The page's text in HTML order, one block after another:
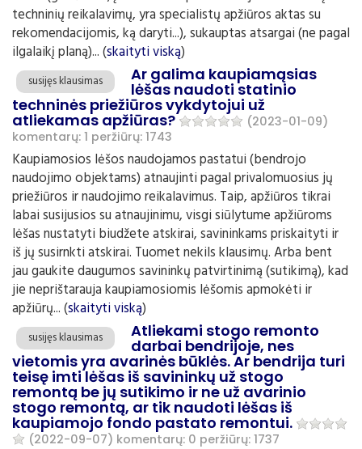
techninių reikalavimų, yra specialistų apžiūros aktas su
rekomendacijomis, ką daryti...), sukauptas atsargai (ne pagal
ilgalaikį planą)... (skaityti viską)
susijęs klausimas Ar galima kaupiamąsias
lėšas naudoti statinio
techninės priežiūros vykdytojui už
atliekamas apžiūras?
(2023-01-09)
komentarų: 1 peržiūrų: 1743
Kaupiamosios lėšos naudojamos pastatui (bendrojo
naudojimo objektams) atnaujinti pagal privalomuosius jų
priežiūros ir naudojimo reikalavimus. Taip, apžiūros tikrai
labai susijusios su atnaujinimu, visgi siūlytume apžiūroms
lėšas nustatyti biudžete atskirai, savininkams priskaityti ir
iš jų susirnkti atskirai. Tuomet nekils klausimų. Arba bent
jau gaukite daugumos savininkų patvirtinimą (sutikimą), kad
jie neprištarauja kaupiamosiomis lėšomis apmokėti ir
apžiūrų... (skaityti viską)
susijęs klausimas Atliekami stogo remonto
darbai bendrijoje, nes
vietomis yra avarinės būklės. Ar bendrija turi
teisę imti lėšas iš savininkų už stogo
remontą be jų sutikimo ir ne už avarinio
stogo remontą, ar tik naudoti lėšas iš
kaupiamojo fondo pastato remontui.
(2022-09-07) komentarų: 0 peržiūrų: 1737